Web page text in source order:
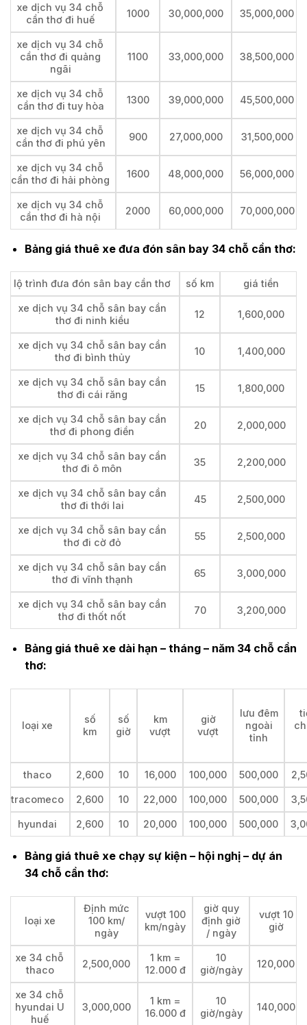
xe dịch vụ 34 chỗ
cần thơ đi huế
1000 30,000,000 35,000,000
xe dịch vụ 34 chỗ
cần thơ đi quảng
ngãi
1100 33,000,000 38,500,000
xe dịch vụ 34 chỗ
cần thơ đi tuy hòa
1300 39,000,000 45,500,000
xe dịch vụ 34 chỗ
cần thơ đi phú yên
900 27,000,000 31,500,000
xe dịch vụ 34 chỗ
cần thơ đi hải phòng
1600 48,000,000 56,000,000
xe dịch vụ 34 chỗ
cần thơ đi hà nội
2000 60,000,000 70,000,000
Bảng giá thuê xe đưa đón sân bay 34 chỗ cần thơ:
lộ trình đưa đón sân bay cần thơ số km giá tiền
xe dịch vụ 34 chỗ sân bay cần
thơ đi ninh kiều
12 1,600,000
xe dịch vụ 34 chỗ sân bay cần
thơ đi bình thủy
10 1,400,000
xe dịch vụ 34 chỗ sân bay cần
thơ đi cái răng
15 1,800,000
xe dịch vụ 34 chỗ sân bay cần
thơ đi phong điền
20 2,000,000
xe dịch vụ 34 chỗ sân bay cần
thơ đi ô môn
35 2,200,000
xe dịch vụ 34 chỗ sân bay cần
thơ đi thới lai
45 2,500,000
xe dịch vụ 34 chỗ sân bay cần
thơ đi cờ đỏ
55 2,500,000
xe dịch vụ 34 chỗ sân bay cần
thơ đi vĩnh thạnh
65 3,000,000
xe dịch vụ 34 chỗ sân bay cần
thơ đi thốt nốt
70 3,200,000
Bảng giá thuê xe dài hạn – tháng – năm 34 chỗ cần
thơ:
loại xe
số
km
số
giờ
km
vượt
giờ
vượt
lưu đêm
ngoài
tỉnh
thaco 2,600 10 16,000 100,000 500,000
tracomeco 2,600 10 22,000 100,000 500,000
hyundai 2,600 10 20,000 100,000 500,000
Bảng giá thuê xe chạy sự kiện – hội nghị – dự án
34 chỗ cần thơ:
loại xe
Định mức
100 km/
ngày
vượt 100
km/ngày
giờ quy
định giờ
/ ngày
vượt 10
giờ
xe 34 chỗ
thaco
2,500,000
1 km =
12.000 đ
10
giờ/ngày
120,000
xe 34 chỗ
hyundai U
huế
3,000,000
1 km =
16.000 đ
10
giờ/ngày
140,000